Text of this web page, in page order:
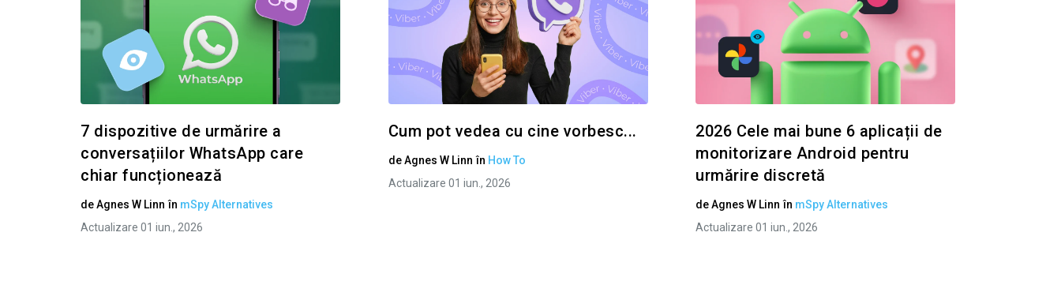
Condividi questo articolo
Copiați linkul
7 dispozitive de urmărire a
conversațiilor WhatsApp care
chiar funcționează
deAgnes W Linn în mSpy Alternatives
Actualizare 01 iun., 2026
Condividi questo articolo
Twitter Copiați linkul
Cum pot vedea cu cine vorbesc...
deAgnes W Linn în How To
Actualizare 01 iun., 2026
2026 Cele mai bune 6 aplicații de
monitorizare Android pentru
urmărire discretă
deAgnes W Linn în mSpy Alternatives
Actualizare 01 iun., 2026